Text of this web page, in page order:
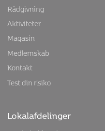
Rådgivning
Aktiviteter
Magasin
Medlemskab
Kontakt
Test din risiko
Lokalafdelinger